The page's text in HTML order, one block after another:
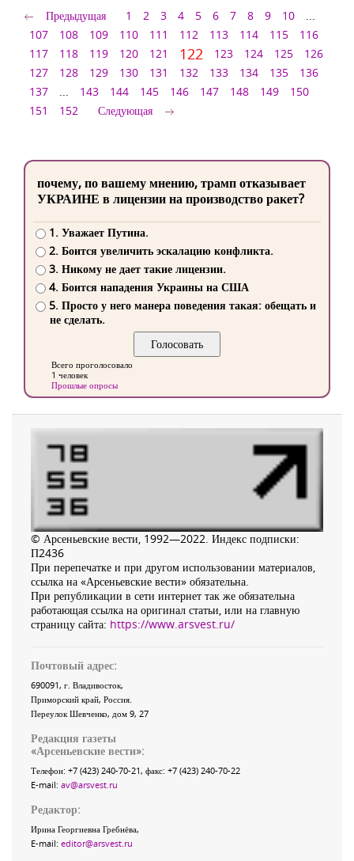
Предыдущая 1 2 3 4 5 6 7 8 9 10
...
107
108 109 110 111 112 113 114 115
116
117
118 119 120 121 122 123 124 125
126
127
128 129 130 131 132 133 134 135
136
137
... 143 144 145 146 147 148 149
150
151
152 Следующая
почему, по вашему мнению, трамп отказывает
УКРАИНЕ в лицензии на производство ракет?
1. Уважает Путина.
2. Боится увеличить эскалацию конфликта.
3. Никому не дает такие лицензии.
4. Боится нападения Украины на США
5. Просто у него манера поведения такая: обещать и
не сделать.
Всего проголосовало
1 человек
Прошлые опросы
© Арсеньевские вести, 1992—2022. Индекс подписки:
П2436
При перепечатке и при другом использовании материалов,
ссылка на «Арсеньевские вести» обязательна.
При републикации в сети интернет так же обязательна
работающая ссылка на оригинал статьи, или на главную
страницу сайта: https://www.arsvest.ru/
Почтовый адрес:
690091, г. Владивосток,
Приморский край, Россия
Переулок Шевченко, дом 9, 27
Редакция газеты
«Арсеньевские вести»:
Телефон: +7 (423) 240-70-21, факс: +7 (423) 240-70-22
E-mail: av@arsvest.ru
Редактор:
Ирина Георгиевна Гребнёва,
E-mail: editor@arsvest.ru